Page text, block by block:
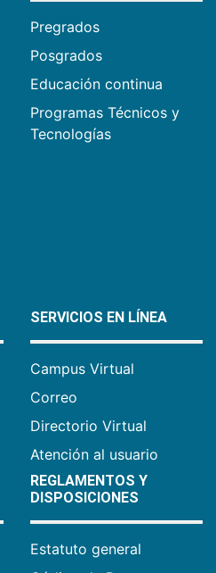
Pregrados
Posgrados
Educación continua
Programas Técnicos y
Tecnologías
SERVICIOS EN LÍNEA
Campus Virtual
Correo
Directorio Virtual
Atención al usuario
REGLAMENTOS Y
DISPOSICIONES
Estatuto general